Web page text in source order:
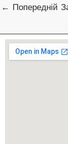
Навігація
← Попередній